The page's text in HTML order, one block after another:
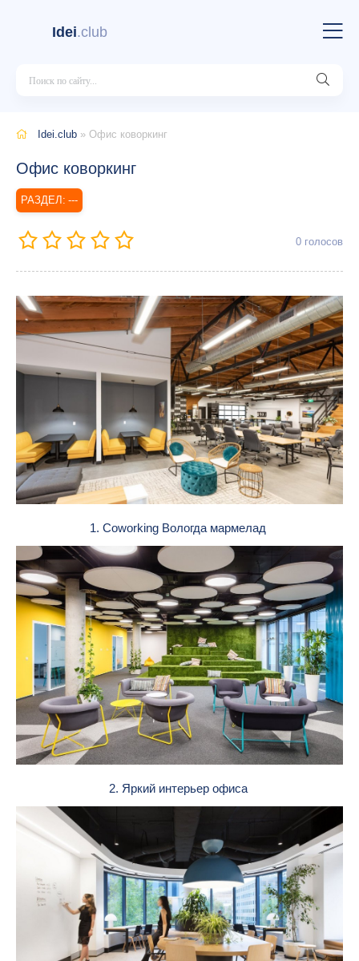
Idei.club
Idei.club » Офис коворкинг
Офис коворкинг
---
0 голосов
1. Coworking Вологда мармелад
2. Яркий интерьер офиса